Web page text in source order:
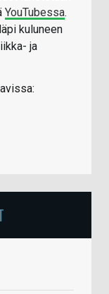
YouTubessa.
kuluneen
ja